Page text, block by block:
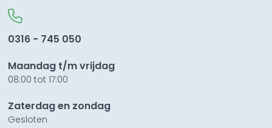
0316 - 745 050
Maandag t/m vrijdag
08:00 tot 17:00
Zaterdag en zondag
Gesloten